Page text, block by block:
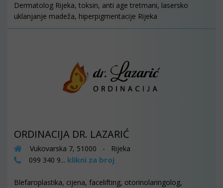
Dermatolog Rijeka, toksin, anti age tretmani, lasersko
uklanjanje madeža, hiperpigmentacije Rijeka
ORDINACIJA DR. LAZARIĆ
Vukovarska 7, 51000 - Rijeka
099 340 9... klikni za broj
Blefaroplastika, cijena, facelifting, otorinolaringolog,